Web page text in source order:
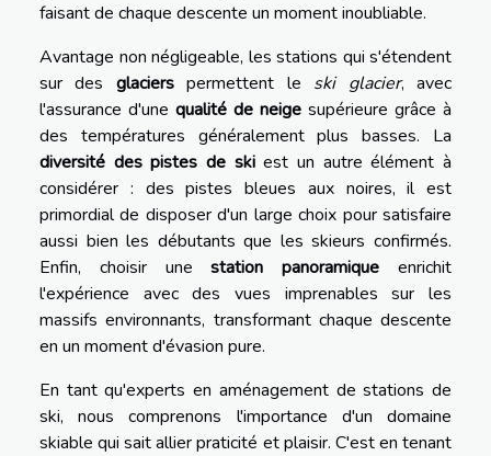
faisant de chaque descente un moment inoubliable.
Avantage non négligeable, les stations qui s'étendent
sur des glacierspermettent le ski glacier, avec
l'assurance d'une qualité de neige supérieure grâce à
des températures généralement plus basses. La
diversité des pistes de skiest un autre élément à
considérer : des pistes bleues aux noires, il est
primordial de disposer d'un large choix pour satisfaire
aussi bien les débutants que les skieurs confirmés.
Enfin, choisir unestation panoramique enrichit
l'expérience avec des vues imprenables sur les
massifs environnants, transformant chaque descente
en un moment d'évasion pure.
En tant qu'experts en aménagement de stations de
ski, nous comprenons l'importance d'un domaine
skiable qui sait allier praticité et plaisir. C'est en tenant